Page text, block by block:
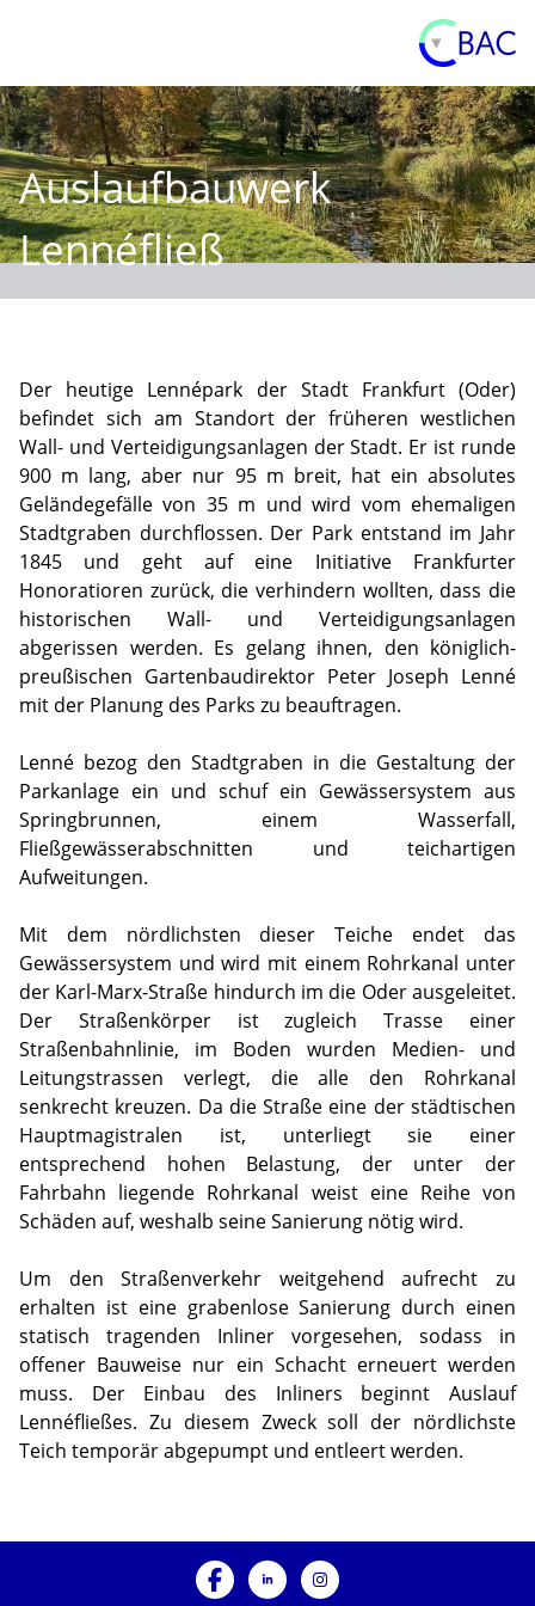
Auslaufbauwerk
Lennéfließ
Der heutige Lennépark der Stadt Frankfurt (Oder)
befindet sich am Standort der früheren westlichen
Wall- und Verteidigungsanlagen der Stadt. Er ist runde
900 m lang, aber nur 95 m breit, hat ein absolutes
Geländegefälle von 35 m und wird vom ehemaligen
Stadtgraben durchflossen. Der Park entstand im Jahr
1845 und geht auf eine Initiative Frankfurter
Honoratioren zurück, die verhindern wollten, dass die
historischen Wall- und Verteidigungsanlagen
abgerissen werden. Es gelang ihnen, den königlich-
preußischen Gartenbaudirektor Peter Joseph Lenné
mit der Planung des Parks zu beauftragen.
Lenné bezog den Stadtgraben in die Gestaltung der
Parkanlage ein und schuf ein Gewässersystem aus
Springbrunnen, einem Wasserfall,
Fließgewässerabschnitten und teichartigen
Aufweitungen.
Mit dem nördlichsten dieser Teiche endet das
Gewässersystem und wird mit einem Rohrkanal unter
der Karl-Marx-Straße hindurch im die Oder ausgeleitet.
Der Straßenkörper ist zugleich Trasse einer
Straßenbahnlinie, im Boden wurden Medien- und
Leitungstrassen verlegt, die alle den Rohrkanal
senkrecht kreuzen. Da die Straße eine der städtischen
Hauptmagistralen ist, unterliegt sie einer
entsprechend hohen Belastung, der unter der
Fahrbahn liegende Rohrkanal weist eine Reihe von
Schäden auf, weshalb seine Sanierung nötig wird.
Um den Straßenverkehr weitgehend aufrecht zu
erhalten ist eine grabenlose Sanierung durch einen
statisch tragenden Inliner vorgesehen, sodass in
offener Bauweise nur ein Schacht erneuert werden
muss. Der Einbau des Inliners beginnt Auslauf
Lennéfließes. Zu diesem Zweck soll der nördlichste
Teich temporär abgepumpt und entleert werden.